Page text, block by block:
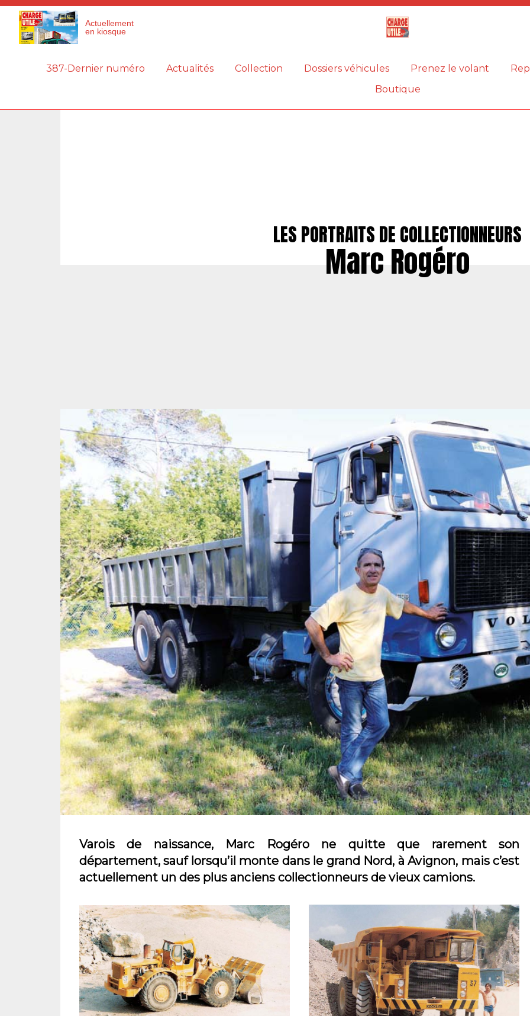
Actuellement
en kiosque
387-Dernier numéro Actualités Collection Dossiers véhicules Prenez le volant
Boutique
LES PORTRAITS DE COLLECTIONNEURS
Marc Rogéro
Varois de naissance, Marc Rogéro ne quitte que rarement son
département, sauf lorsqu’il monte dans le grand Nord, à Avignon, mais c’est
actuellement un des plus anciens collectionneurs de vieux camions.
Panneau de gestion des cookies